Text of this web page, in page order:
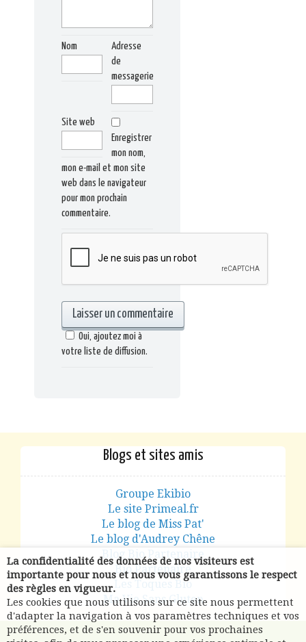
Nom
Adresse
de
messagerie
Site web
Enregistrer
mon nom,
mon e-mail et mon site
web dans le navigateur
pour mon prochain
commentaire.
Oui, ajoutez moi à
votre liste de diffusion.
Blogs et sites amis
Groupe Ekibio
Le site Primeal.fr
Le blog de Miss Pat'
Le blog d'Audrey Chêne
Blog Bio Partenaire
Bio Partenaire
Les Toques Bio
Ma Vie Sans Gluten
La confidentialité des données de nos visiteurs est
importante pour nous et nous vous garantissons le respect
des règles en vigueur.
Les cookies que nous utilisons sur ce site nous permettent
d'adapter la navigation à vos paramètres techniques et vos
préférences, et de s'en souvenir pour vos prochaines